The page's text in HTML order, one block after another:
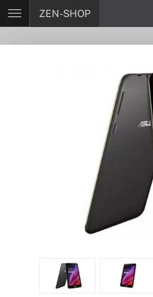
ZEN-SHOP